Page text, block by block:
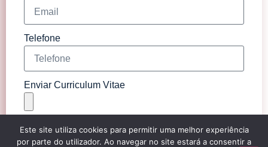
Telefone
Enviar Curriculum Vitae
Enviar Candidatura
Este site utiliza cookies para permitir uma melhor experiência
por parte do utilizador. Ao navegar no site estará a consentir a